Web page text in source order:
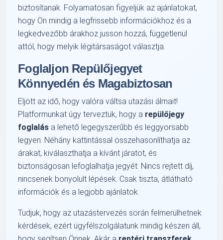
biztosítanak. Folyamatosan figyeljük az ajánlatokat,
hogy Ön mindig a legfrissebb információkhoz és a
legkedvezőbb árakhoz jusson hozzá, függetlenül
attól, hogy melyik légitársaságot választja.
Foglaljon Repülőjegyet
Könnyedén és Magabiztosan
Eljött az idő, hogy valóra váltsa utazási álmait!
Platformunkat úgy terveztük, hogy a repülőjegy
foglalás a lehető legegyszerűbb és leggyorsabb
legyen. Néhány kattintással összehasonlíthatja az
árakat, kiválaszthatja a kívánt járatot, és
biztonságosan lefoglalhatja jegyét. Nincs rejtett díj,
nincsenek bonyolult lépések. Csak tiszta, átlátható
információk és a legjobb ajánlatok.
Tudjuk, hogy az utazástervezés során felmerülhetnek
kérdések, ezért ügyfélszolgálatunk mindig készen áll,